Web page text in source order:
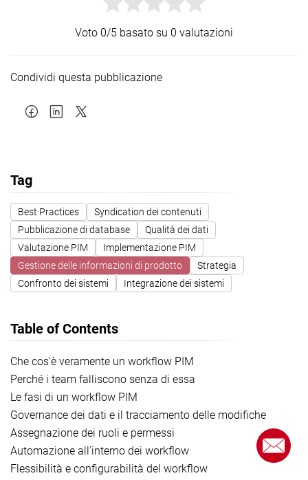
Voto 0/5 basato su 0 valutazioni
Condividi questa pubblicazione
Tag
Best Practices
Syndication dei contenuti
Pubblicazione di database
Qualità dei dati
Valutazione PIM
Implementazione PIM
Gestione delle informazioni di prodotto
Strategia
Confronto dei sistemi
Integrazione dei sistemi
Table of Contents
Che cos'è veramente un workflow PIM
Perché i team falliscono senza di essa
Le fasi di un workflow PIM
Governance dei dati e il tracciamento delle modifiche
Assegnazione dei ruoli e permessi
Automazione all'interno dei workflow
Flessibilità e configurabilità del workflow